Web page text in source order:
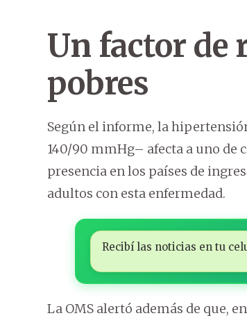
Un factor de
pobres
Según el informe, la
140/90 mmHg– afecta a uno de
presencia en los países de
adultos con esta enfermedad.
Recibí las noticias en tu
La OMS alertó además de que,